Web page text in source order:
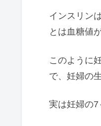
インスリン
とは血糖値
このように
で、妊婦の
実は妊婦の7